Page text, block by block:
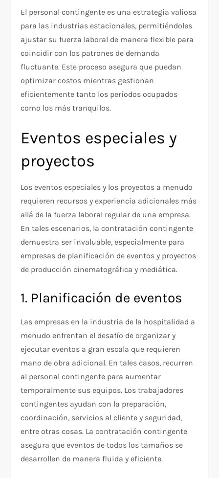
El personal contingente es una estrategia valiosa
para las industrias estacionales, permitiéndoles
ajustar su fuerza laboral de manera flexible para
coincidir con los patrones de demanda
fluctuante. Este proceso asegura que puedan
optimizar costos mientras gestionan
eficientemente tanto los períodos ocupados
como los más tranquilos.
Eventos especiales y
proyectos
Los eventos especiales y los proyectos a menudo
requieren recursos y experiencia adicionales más
allá de la fuerza laboral regular de una empresa.
En tales escenarios, la contratación contingente
demuestra ser invaluable, especialmente para
empresas de planificación de eventos y proyectos
de producción cinematográfica y mediática.
1. Planificación de eventos
Las empresas en la industria de la hospitalidad a
menudo enfrentan el desafío de organizar y
ejecutar eventos a gran escala que requieren
mano de obra adicional. En tales casos, recurren
al personal contingente para aumentar
temporalmente sus equipos. Los trabajadores
contingentes ayudan con la preparación,
coordinación, servicios al cliente y seguridad,
entre otras cosas. La contratación contingente
asegura que eventos de todos los tamaños se
desarrollen de manera fluida y eficiente.